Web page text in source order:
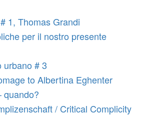
1, Thomas Grandi
per il nostro presente
urbano # 3
to Albertina Eghenter
quando?
/ Critical Complicity